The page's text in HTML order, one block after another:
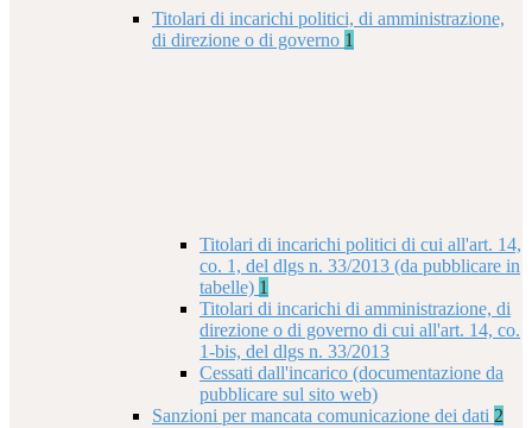
Titolari di incarichi politici, di amministrazione,
di direzione o di governo 1
Titolari di incarichi politici di cui all'art. 14,
co. 1, del dlgs n. 33/2013 (da pubblicare in
tabelle) 1
Titolari di incarichi di amministrazione, di
direzione o di governo di cui all'art. 14, co.
1-bis, del dlgs n. 33/2013
Cessati dall'incarico (documentazione da
pubblicare sul sito web)
Sanzioni per mancata comunicazione dei dati 2